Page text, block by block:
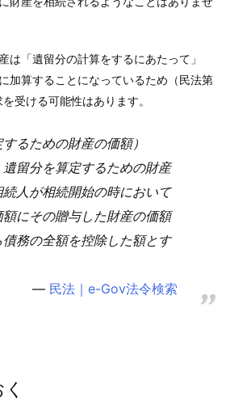
は「遺留分の計算をするにあたって」
加算することになっているため（民法第
受ける可能性はあります。
するための財産の価額）
留分を算定するための財産
人が相続開始の時において
にその贈与した財産の価額
務の全額を控除した額とす
民法｜e-Gov法令検索